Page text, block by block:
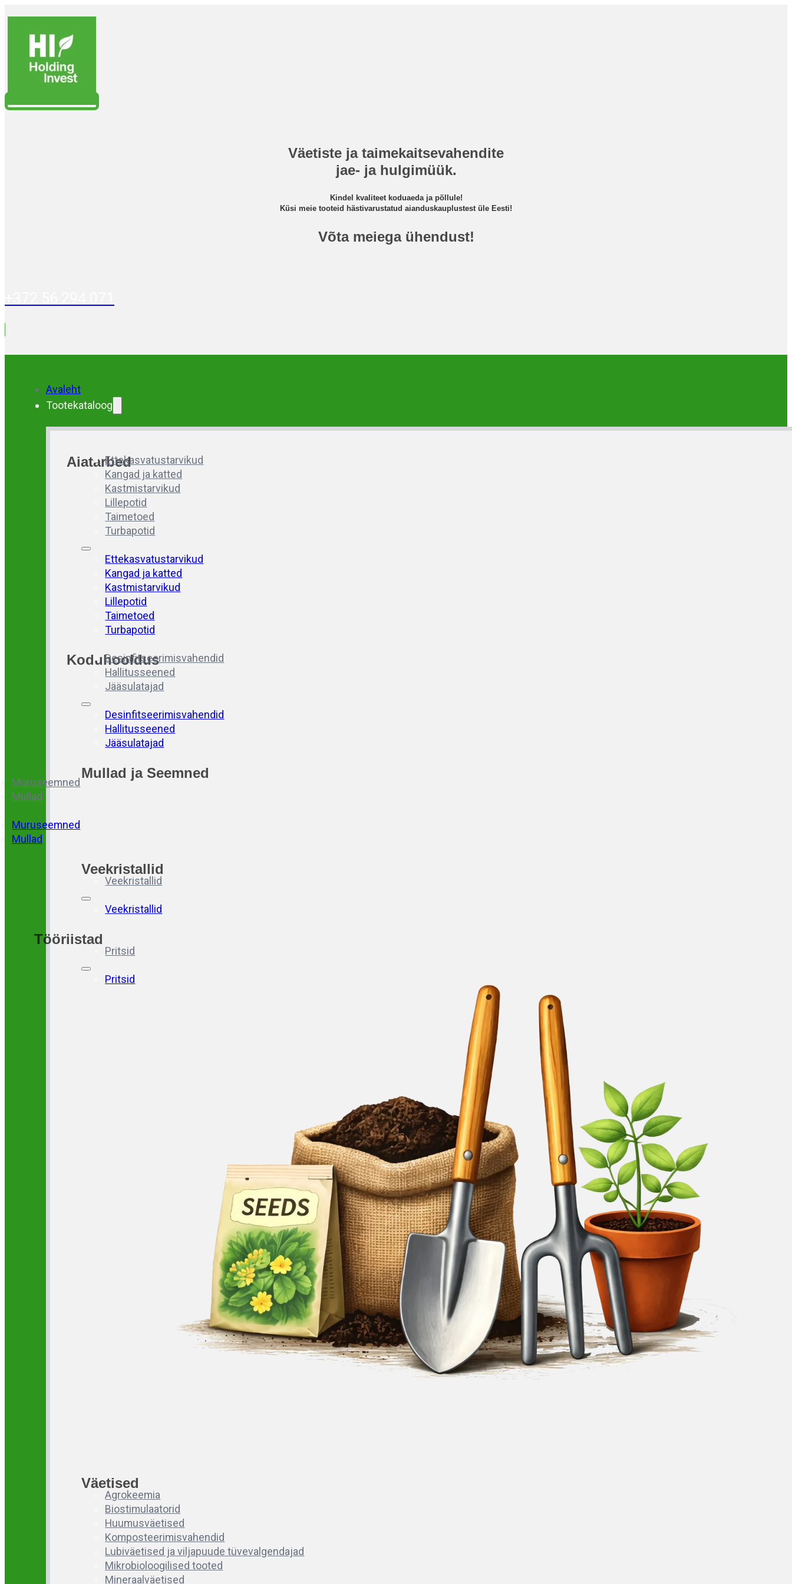
Väetiste ja taimekaitsevahendite
jae- ja hulgimüük.
Kindel kvaliteet koduaeda ja põllule!
Küsi meie tooteid hästivarustatud aianduskauplustest üle Eesti!
Võta meiega ühendust!
Avaleht
Tootekataloog
AiatarbedEttekasvatustarvikud
Kangad ja katted
Kastmistarvikud
Lillepotid
Taimetoed
Turbapotid
Ettekasvatustarvikud
Kangad ja katted
Kastmistarvikud
Lillepotid
Taimetoed
Turbapotid
Koduhooldus
Desinfitseerimisvahendid
Hallitusseened
Jääsulatajad
Desinfitseerimisvahendid
Hallitusseened
Jääsulatajad
Mullad ja Seemned
Muruseemned
Mullad
Muruseemned
Mullad
Veekristallid
Veekristallid
Veekristallid
Tööriistad
Pritsid
Pritsid
Väetised
Agrokeemia
Biostimulaatorid
Huumusväetised
Komposteerimisvahendid
Lubiväetised ja viljapuude tüvevalgendajad
Mikrobioloogilised tooted
Mineraalväetised